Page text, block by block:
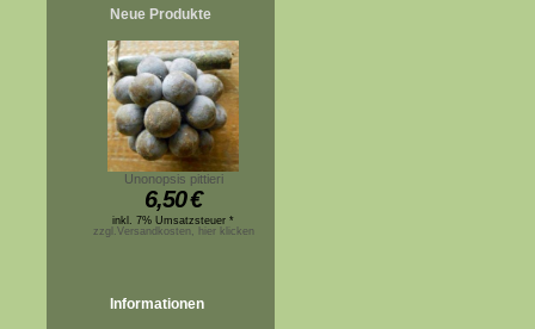
Neue Produkte
Unonopsis pittieri
6,50€
inkl. 7% Umsatzsteuer *
zzgl.Versandkosten, hier klicken
Informationen